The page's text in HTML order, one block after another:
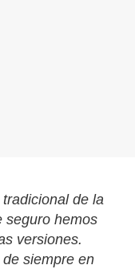
de la
seguro hemos
versiones.
siempre en